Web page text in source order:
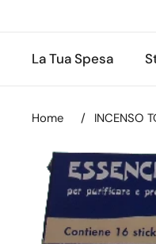
La Tua Spesa
Home / INCENSO